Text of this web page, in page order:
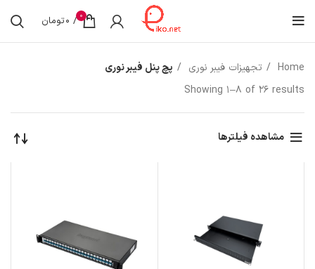
0
/
0تومان
Home تجهیزات فیبر نوری
پچ پنل فیبر نوری
Showing 1–8 of 26 results
مشاهده فیلترها